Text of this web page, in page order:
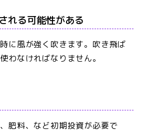
れる可能性がある
に風が強く吹きます。吹き飛ば
わなければなりません。
肥料、など初期投資が必要で